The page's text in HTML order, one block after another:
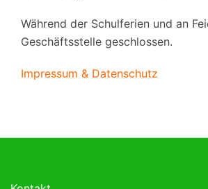
Während der Schulferien und an
Geschäftsstelle geschlossen.
Impressum & Datenschutz